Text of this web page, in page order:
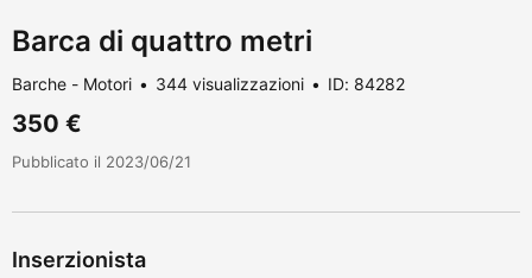
Barca di quattro metri
Barche - Motori 344 visualizzazioni ID: 84282
350 €
Pubblicato il 2023/06/21
Inserzionista